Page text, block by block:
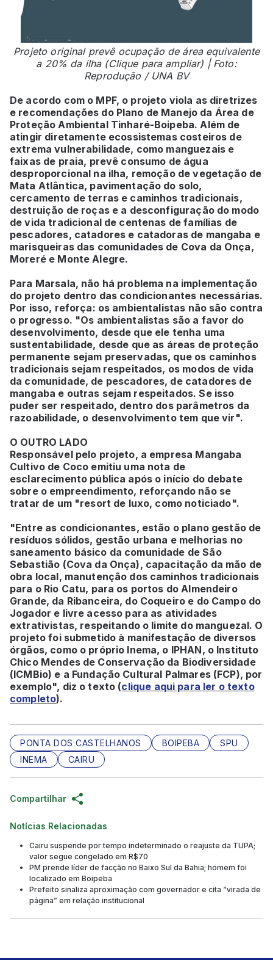
Projeto original prevê ocupação de área equivalente
a 20% da ilha (Clique para ampliar) | Foto:
Reprodução / UNA BV
De acordo com o MPF, o projeto viola as diretrizes
e recomendações do Plano de Manejo da Área de
Proteção Ambiental Tinharé-Boipeba. Além de
atingir diretamente ecossistemas costeiros de
extrema vulnerabilidade, como manguezais e
faixas de praia, prevê consumo de água
desproporcional na ilha, remoção de vegetação de
Mata Atlântica, pavimentação do solo,
cercamento de terras e caminhos tradicionais,
destruição de roças e a desconfiguração do modo
de vida tradicional de centenas de famílias de
pescadores, catadores e catadoras de mangaba e
marisqueiras das comunidades de Cova da Onça,
Moreré e Monte Alegre.
Para Marsala, não há problema na implementação
do projeto dentro das condicionantes necessárias.
Por isso, reforça: os ambientalistas não são contra
o progresso. "Os ambientalistas são a favor do
desenvolvimento, desde que ele tenha uma
sustentabilidade, desde que as áreas de proteção
permanente sejam preservadas, que os caminhos
tradicionais sejam respeitados, os modos de vida
da comunidade, de pescadores, de catadores de
mangaba e outras sejam respeitados. Se isso
puder ser respeitado, dentro dos parâmetros da
razoabilidade, o desenvolvimento tem que vir".
O OUTRO LADO
Responsável pelo projeto, a empresa Mangaba
Cultivo de Coco emitiu uma nota de
esclarecimento pública após o início do debate
sobre o empreendimento, reforçando não se
tratar de um "resort de luxo, como noticiado".
"Entre as condicionantes, estão o plano gestão de
resíduos sólidos, gestão urbana e melhorias no
saneamento básico da comunidade de São
Sebastião (Cova da Onça), capacitação da mão de
obra local, manutenção dos caminhos tradicionais
para o Rio Catu, para os portos do Almendeiro
Grande, da Ribanceira, do Coqueiro e do Campo do
Jogador e livre acesso para as atividades
extrativistas, respeitando o limite do manguezal. O
projeto foi submetido à manifestação de diversos
órgãos, como o próprio Inema, o IPHAN, o Instituto
Chico Mendes de Conservação da Biodiversidade
(ICMBio) e a Fundação Cultural Palmares (FCP), por
exemplo", diz o texto (clique aqui para ler o texto
completo).
PONTA DOS CASTELHANOS BOIPEBA
SPU
INEMA
CAIRU
Compartilhar
Notícias Relacionadas
Cairu suspende por tempo indeterminado o reajuste da TUPA;
valor segue congelado em R$70
PM prende líder de facção no Baixo Sul da Bahia; homem foi
localizado em Boipeba
Prefeito sinaliza aproximação com governador e cita “virada de
página” em relação institucional